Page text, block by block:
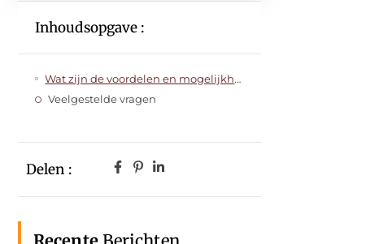
Inhoudsopgave :
Wat zijn de voordelen en mogelijkheden van een iPaaS-omgeving?
Veelgestelde vragen
Delen :